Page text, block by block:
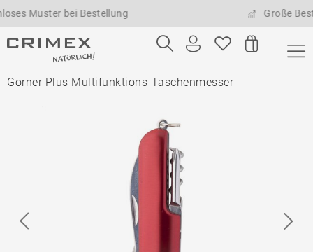
bei Bestellung Große
Gorner Plus Multifunktions-Taschenmesser